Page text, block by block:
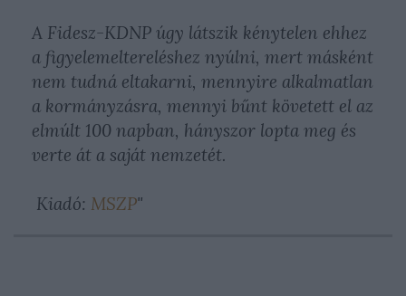
A Fidesz-KDNP úgy látszik kénytelen ehhez
a figyelemeltereléshez nyúlni, mert másként
nem tudná eltakarni, mennyire alkalmatlan
a kormányzásra, mennyi bűnt követett el az
elmúlt 100 napban, hányszor lopta meg és
verte át a saját nemzetét.
Kiadó: MSZP"